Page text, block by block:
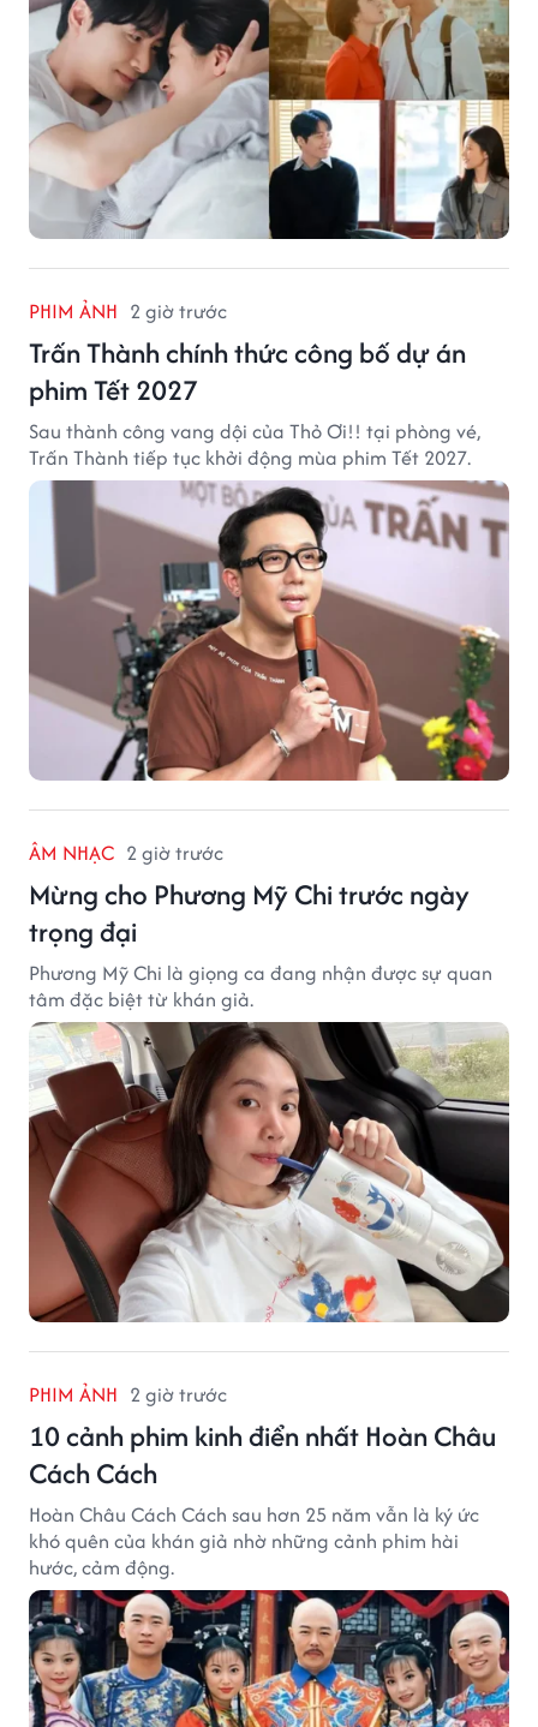
PHIM ẢNH 2 giờ trước
Trấn Thành chính thức công bố dự án
phim Tết 2027
Sau thành công vang dội của Thỏ Ơi!! tại phòng vé,
Trấn Thành tiếp tục khởi động mùa phim Tết 2027.
ÂM NHẠC 2 giờ trước
Mừng cho Phương Mỹ Chi trước ngày
trọng đại
Phương Mỹ Chi là giọng ca đang nhận được sự quan
tâm đặc biệt từ khán giả.
PHIM ẢNH 2 giờ trước
10 cảnh phim kinh điển nhất Hoàn Châu
Cách Cách
Hoàn Châu Cách Cách sau hơn 25 năm vẫn là ký ức
khó quên của khán giả nhờ những cảnh phim hài
hước, cảm động.